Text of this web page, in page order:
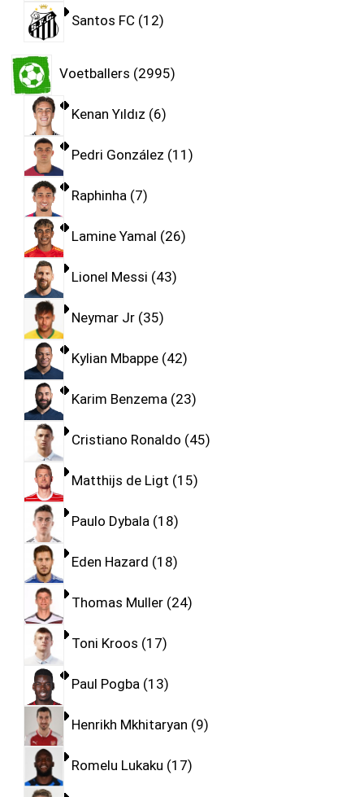
Santos FC 12
Voetballers 2995
Kenan Yıldız 6
Pedri González 11
Raphinha 7
Lamine Yamal 26
Lionel Messi 43
Neymar Jr 35
Kylian Mbappe 42
Karim Benzema 23
Cristiano Ronaldo 45
Matthijs de Ligt 15
Paulo Dybala 18
Eden Hazard 18
Thomas Muller 24
Toni Kroos 17
Paul Pogba 13
Henrikh Mkhitaryan 9
Romelu Lukaku 17